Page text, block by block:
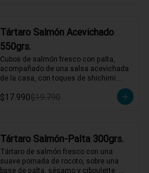
1 a 2 personas comen de este plato!
*El peso neto corresponde al producto
en su presentación completa, salsas o
acompañamientos incluidos.
Tártaro Salmón Acevichado
550grs.
Cubos de salmón fresco con palta,
acompañado de una salsa acevichada
de la casa, con toques de shichimi.
*El peso neto corresponde al producto
en su presentación completa, salsas o
$17.990$19.790
Tártaro Salmón-Palta 300grs.
Tártaro de salmón fresco con una
suave pomada de rocoto, sobre una
base de palta, sésamo y ciboulette.